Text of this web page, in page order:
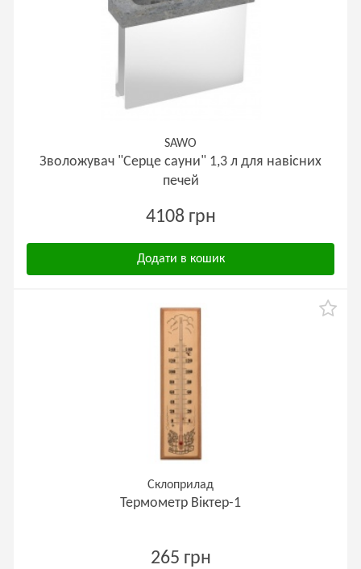
SAWO
Зволожувач "Серце сауни" 1,3 л для навісних
печей
4108 грн
Додати в кошик
Склоприлад
Термометр Віктер-1
265 грн